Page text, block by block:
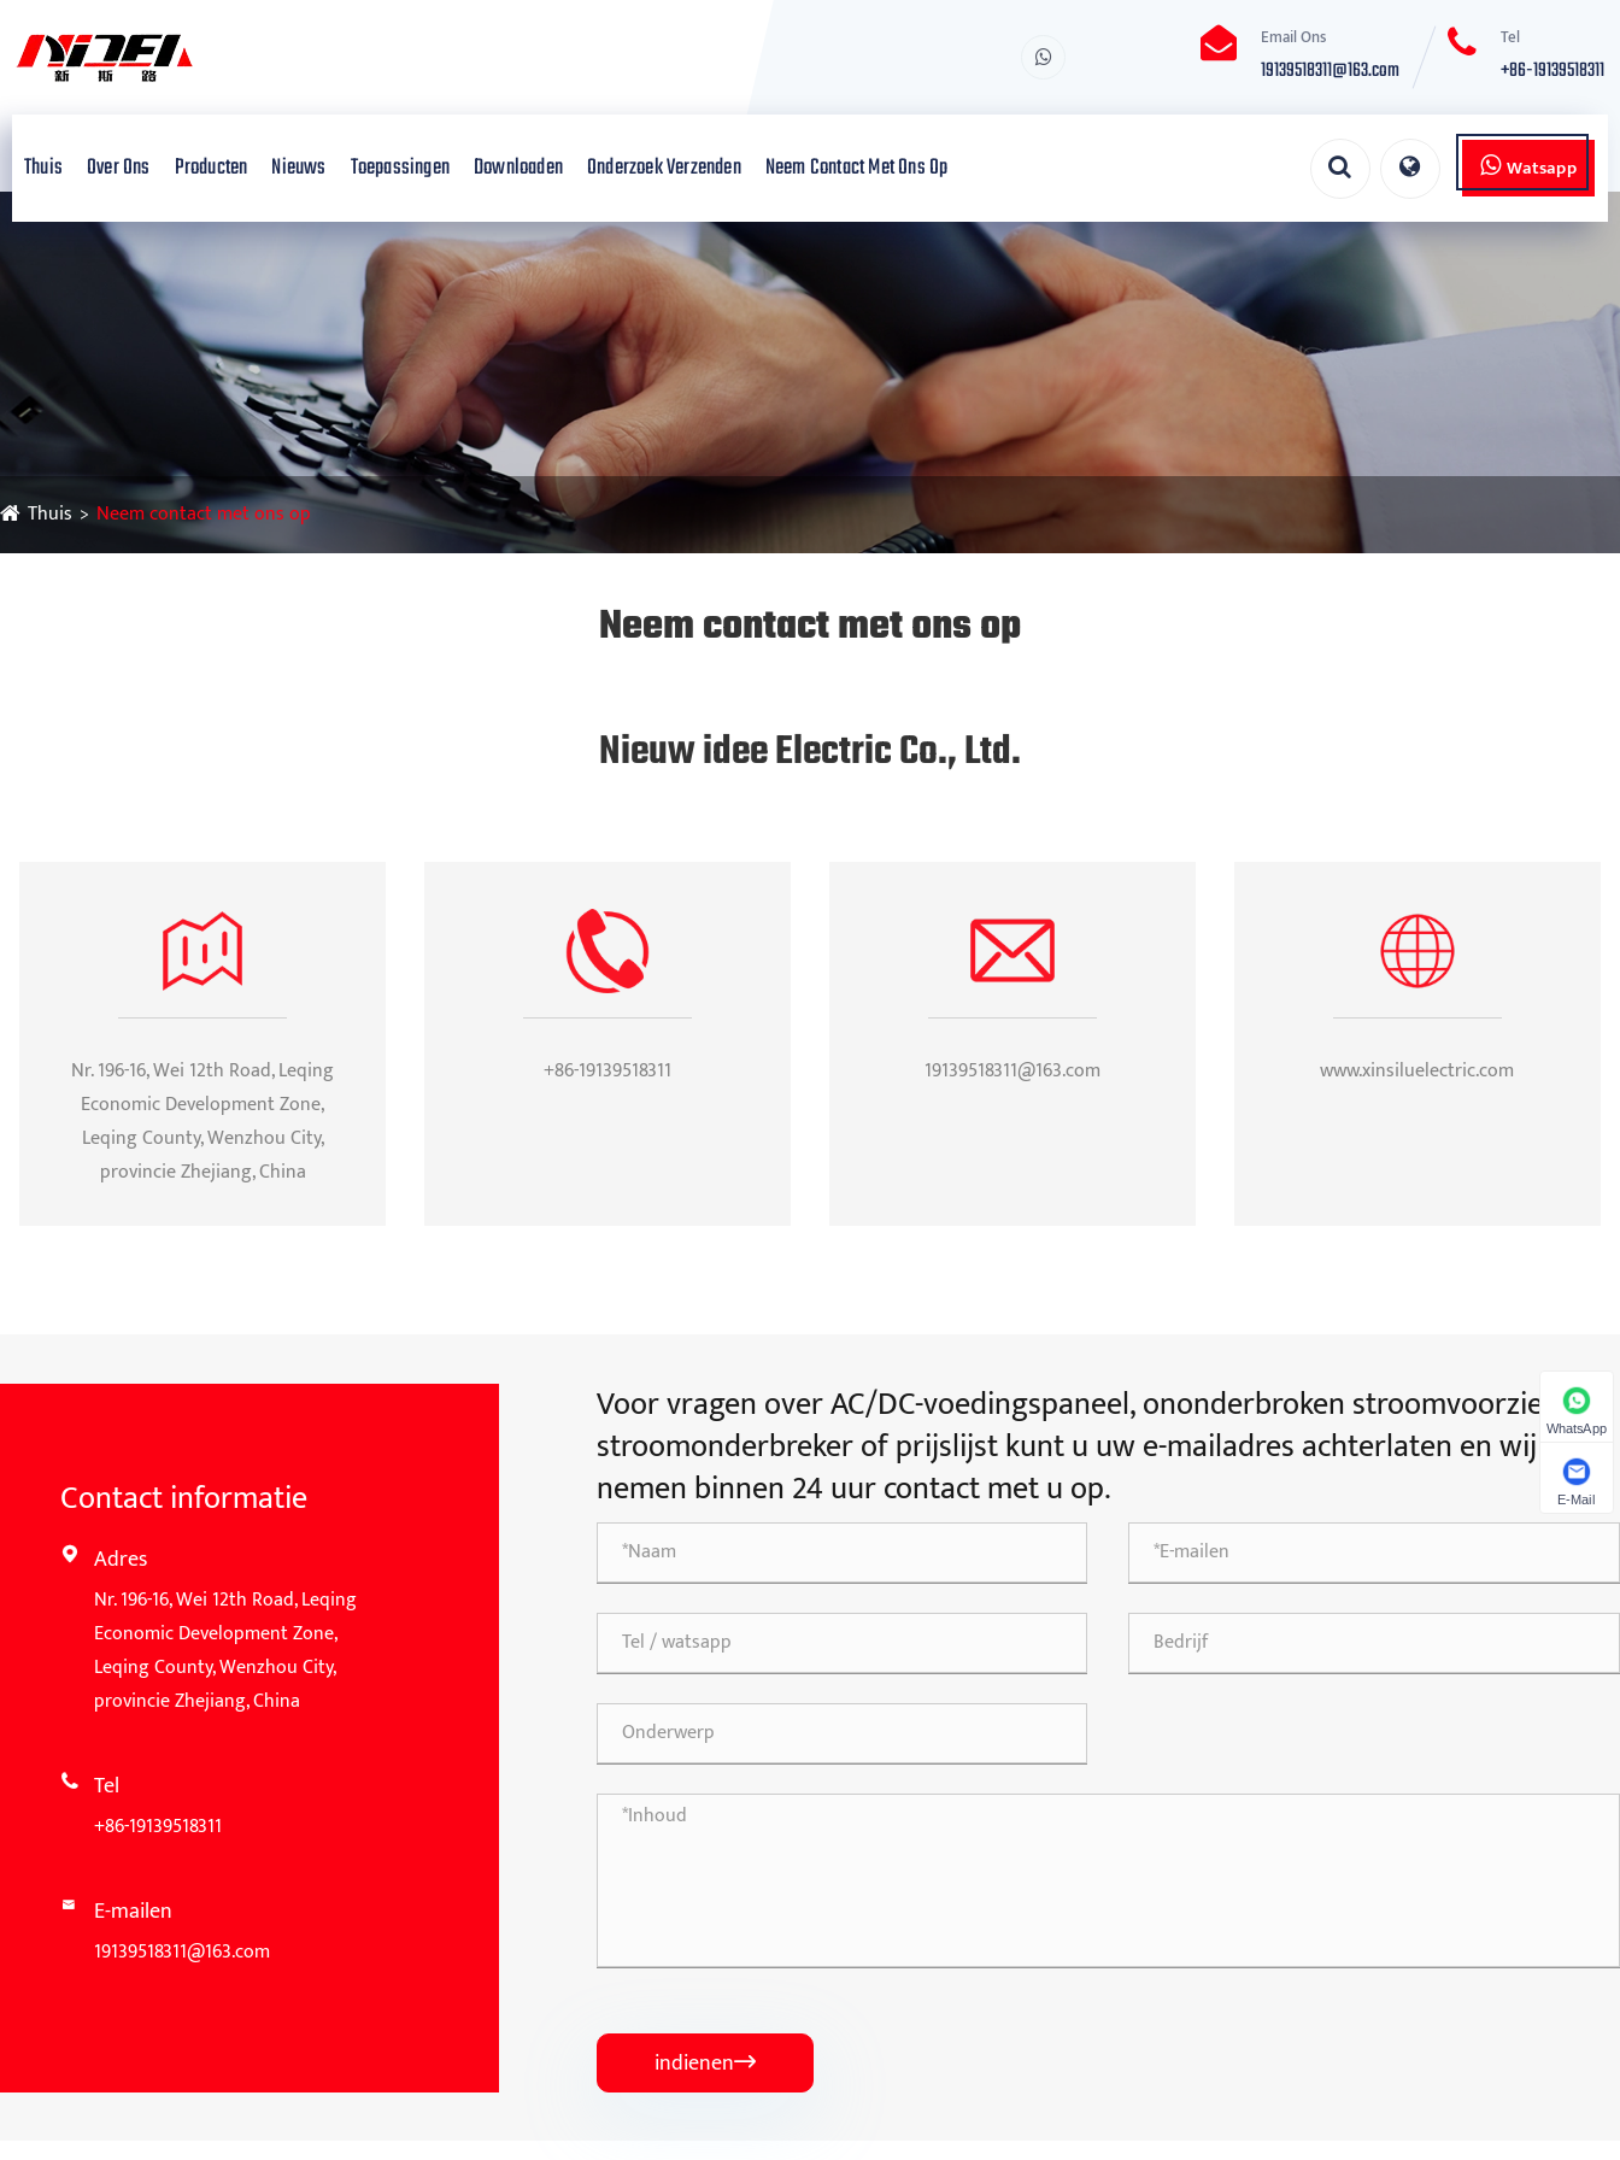
Email Ons
19139518311@163.com
Tel
+86-19139518311
Thuis Over Ons Producten Nieuws Toepassingen Downloaden Onderzoek Verzenden Neem Contact Met Ons Op Watsapp
Thuis Neem contact met ons op
Neem contact met ons op
Nieuw idee Electric Co., Ltd.
Nr. 196-16, Wei 12th Road, Leqing
Economic Development Zone,
Leqing County, Wenzhou City,
provincie Zhejiang, China
+86-19139518311 19139518311@163.com www.xinsiluelectric.com
Contact informatie
 Adres
Nr. 196-16, Wei 12th Road, Leqing
Economic Development Zone,
Leqing County, Wenzhou City,
provincie Zhejiang, China
 Tel
+86-19139518311
 E-mailen
19139518311@163.com
Voor vragen over AC/DC-voedingspaneel, ononderbroken stroomvoorziening,
stroomonderbreker of prijslijst kunt u uw e-mailadres achterlaten en wij
nemen binnen 24 uur contact met u op.
indienen
WhatsApp
E-Mail